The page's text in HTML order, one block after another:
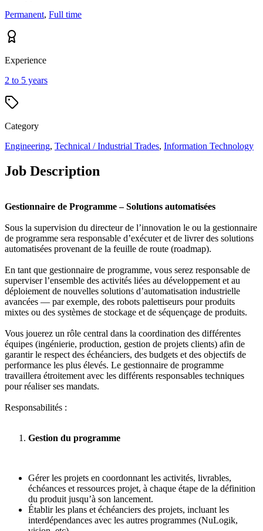
Permanent, Full time
Experience
2 to 5 years
Category
Engineering, Technical / Industrial Trades, Information Technology
Job Description
Gestionnaire de Programme – Solutions automatisées
Sous la supervision du directeur de l’innovation le ou la gestionnaire
de programme sera responsable d’exécuter et de livrer des solutions
automatisées provenant de la feuille de route (roadmap).
En tant que gestionnaire de programme, vous serez responsable de
superviser l’ensemble des activités liées au développement et au
déploiement de nouvelles solutions d’automatisation industrielle
avancées — par exemple, des robots palettiseurs pour produits
mixtes ou des systèmes de stockage et de séquençage de produits.
Vous jouerez un rôle central dans la coordination des différentes
équipes (ingénierie, production, gestion de projets clients) afin de
garantir le respect des échéanciers, des budgets et des objectifs de
performance les plus élevés. Le gestionnaire de programme
travaillera étroitement avec les différents responsables techniques
pour réaliser ses mandats.
Responsabilités :
Gestion du programme
Gérer les projets en coordonnant les activités, livrables,
échéances et ressources projet, à chaque étape de la définition
du produit jusqu’à son lancement.
Établir les plans et échéanciers des projets, incluant les
interdépendances avec les autres programmes (NuLogik,